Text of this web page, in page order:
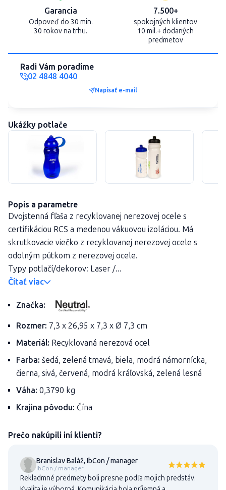
Garancia
Odpoveď do 30 min.
30 rokov na trhu.
7.500+
spokojných klientov
10 mil.+ dodaných
predmetov
Radi Vám poradíme
02 4848 4040
Napísať e-mail
Ukážky potlače
Popis a parametre
Dvojstenná fľaša z recyklovanej nerezovej ocele s
certifikáciou RCS a medenou vákuovou izoláciou. Má
skrutkovacie viečko z recyklovanej nerezovej ocele s
odolným pútkom z nerezovej ocele.
Typy potlačí/dekorov: Laser /...
Čítať viac
Značka:
Rozmer: 7,3 x 26,95 x 7,3 x Ø 7,3 cm
Materiál: Recyklovaná nerezová ocel
Farba: šedá, zelená tmavá, biela, modrá námornícka,
čierna, sivá, červená, modrá kráľovská, zelená lesná
Váha: 0,3790 kg
Krajina pôvodu: Čína
Prečo nakúpili iní klienti?
Branislav Baláž, IbCon / manager
IbCon / manager
Rekladmné predmety boli presne podľa mojich predstáv.